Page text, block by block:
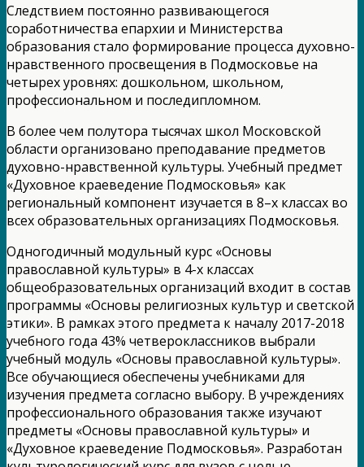
Следствием постоянно развивающегося
соработничества епархии и Министерства
образования стало формирование процесса духовно-
нравственного просвещения в Подмосковье на
четырех уровнях: дошкольном, школьном,
профессиональном и последипломном.
В более чем полутора тысячах школ Московской
области организовано преподавание предметов
духовно-нравственной культуры. Учебный предмет
«Духовное краеведение Подмосковья» как
региональный компонент изучается в 8–х классах во
всех образовательных организациях Подмосковья.
Одногодичный модульный курс «Основы
православной культуры» в 4-х классах
общеобразовательных организаций входит в состав
программы «Основы религиозных культур и светской
этики». В рамках этого предмета к началу 2017-2018
учебного года 43% четвероклассников выбрали
учебный модуль «Основы православной культуры».
Все обучающиеся обеспечены учебниками для
изучения предмета согласно выбору. В учреждениях
профессионального образования также изучают
предметы «Основы православной культуры» и
«Духовное краеведение Подмосковья». Разработан